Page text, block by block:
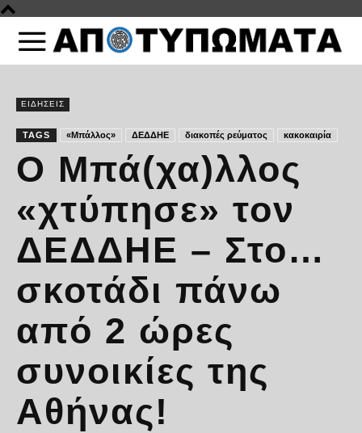
ΕΙΔΗΣΕΙΣ
TAGS «Μπάλλος» ΔΕΔΔΗΕ διακοπές ρεύματος κακοκαιρία
Ο Μπά(χα)λλος
«χτύπησε» τον
ΔΕΔΔΗΕ – Στο…
σκοτάδι πάνω
από 2 ώρες
συνοικίες της
Αθήνας!